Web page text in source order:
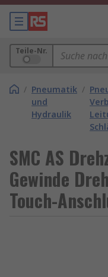
Teile-Nr.
/ Pneumatik
und
Hydraulik
/
SMC AS
Gewinde
Touch-